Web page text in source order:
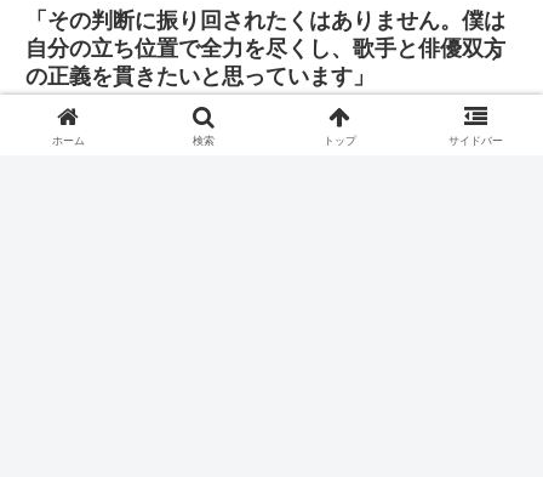
「その判断に振り回されたくはありません。僕は
自分の立ち位置で全力を尽くし、歌手と俳優双方
の正義を貫きたいと思っています」
ホーム 検索 トップ サイドバー